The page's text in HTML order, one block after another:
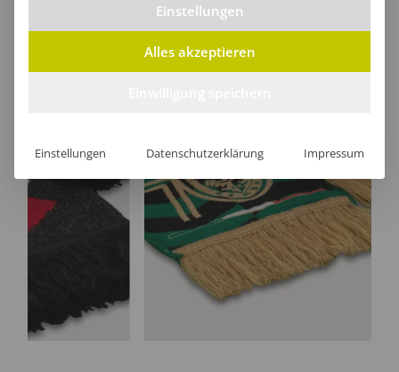
Einstellungen
Alles akzeptieren
Einstellungen Datenschutzerklärung Impressum